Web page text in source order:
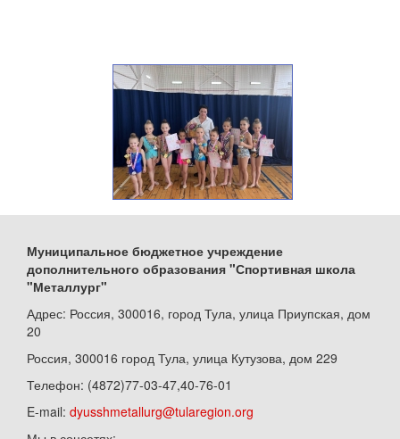
Муниципальное бюджетное учреждение
дополнительного образования "Спортивная школа
"Металлург"
Адрес: Россия, 300016, город Тула, улица Приупская, дом
20
Россия, 300016 город Тула, улица Кутузова, дом 229
Телефон: (4872)77-03-47,40-76-01
E-mail: dyusshmetallurg@tularegion.org